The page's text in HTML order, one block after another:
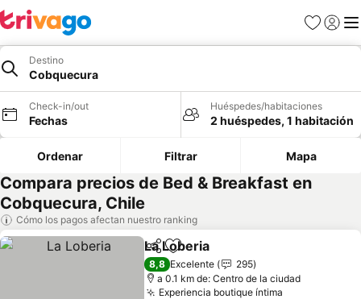
Favoritos
Iniciar
Destino
Cobquecura
Check-in/out
Fechas
Huéspedes/habitaciones
2 huéspedes, 1 habitación
Ordenar Filtrar Mapa
Compara precios de Bed & Breakfast en
Cobquecura, Chile
Cómo los pagos afectan nuestro ranking
CompartirAgregar a favoritos
La Loberia
8,8 Excelente
295
a 0.1 km de: Centro de la ciudad
Experiencia boutique íntima